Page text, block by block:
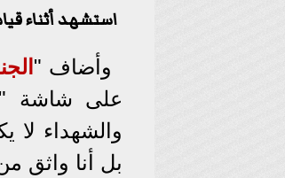
استشهد أثناء
وأضاف " ال
والشهداء لا
بل أنا واثق